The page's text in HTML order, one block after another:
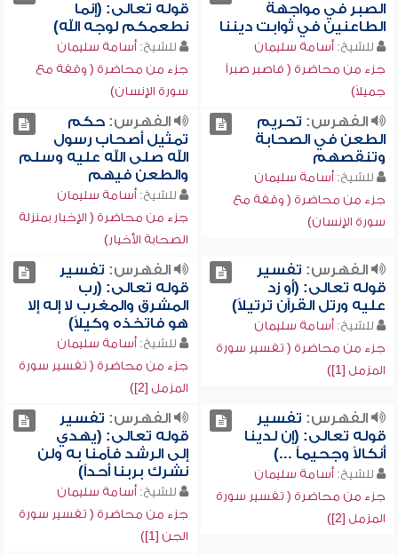
الصبر في مواجهة
الطاعنين في ثوابت ديننا
للشيخ: أسامة سليمان
جزء من محاضرة ( فاصبر صبراً
جميلاً)
قوله تعالى: (إنما
نطعمكم لوجه الله)
للشيخ: أسامة سليمان
جزء من محاضرة ( وقفة مع
سورة الإنسان)
الفهرس: تحريم
الطعن في الصحابة
وتنقصهم
للشيخ: أسامة سليمان
جزء من محاضرة ( وقفة مع
سورة الإنسان)
الفهرس:حكم
تمثيل أصحاب رسول
الله صلى الله عليه وسلم
والطعن فيهم
للشيخ: أسامة سليمان
جزء من محاضرة ( الإخبار بمنزلة
الصحابة الأخيار)
الفهرس: تفسير
قوله تعالى: (أو زد
عليه ورتل القرآن ترتيلاً)
للشيخ: أسامة سليمان
جزء من محاضرة ( تفسير سورة
المزمل [1])
الفهرس: تفسير
قوله تعالى: (رب
المشرق والمغرب لا إله إلا
هو فاتخذه وكيلاً)
للشيخ: أسامة سليمان
جزء من محاضرة ( تفسير سورة
المزمل [2])
الفهرس: تفسير
قوله تعالى: (إن لدينا
أنكالاً وجحيماً ...)
للشيخ: أسامة سليمان
جزء من محاضرة ( تفسير سورة
المزمل [2])
الفهرس: تفسير
قوله تعالى: (يهدي
إلى الرشد فآمنا به ولن
نشرك بربنا أحداً)
للشيخ: أسامة سليمان
جزء من محاضرة ( تفسير سورة
الجن [1])